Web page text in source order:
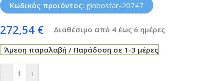
Κωδικός προϊόντος: globostar-20747
272,54 € Διαθέσιμο από 4 έως 6 ημέρες
Άμεση παραλαβή / Παράδοση σε 1-3 μέρες
- +